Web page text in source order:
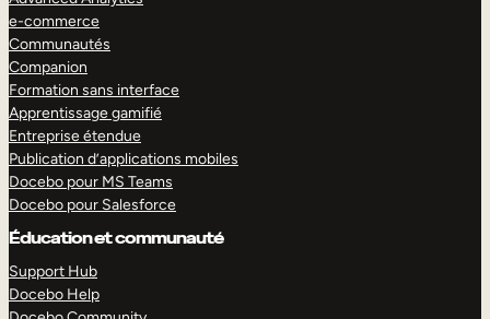
e-commerce
Communautés
Companion
Formation sans interface
Apprentissage gamifié
Entreprise étendue
Publication d’applications mobiles
Docebo pour MS Teams
Docebo pour Salesforce
Éducation et communauté
Support Hub
Docebo Help